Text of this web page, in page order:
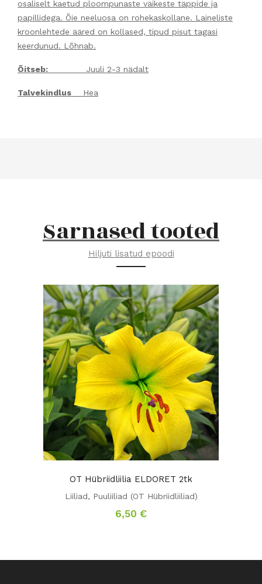
osaliselt kaetud ploompunaste väikeste täppide ja
papillidega. Õie neeluosa on rohekaskollane. Laineliste
kroonlehtede ääred on kollased, tipud pisut tagasi
keerdunud. Lõhnab.
Õitseb: Juuli 2-3 nädalt
Talvekindlus Hea
Sarnased tooted
Hiljuti lisatud epoodi
OT Hübriidliilia ELDORET 2tk
Liiliad, Puuliiliad (OT Hübriidliiliad)
6,50 €